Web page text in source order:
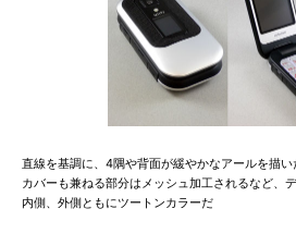
直線を基調に、4隅や背面が緩やかなアールを描
カバーも兼ねる部分はメッシュ加工されるなど、
内側、外側ともにツートンカラーだ